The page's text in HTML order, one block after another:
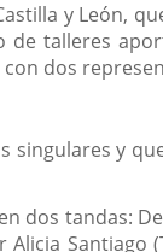
y León,
talleres
dos
singulares y
dos tandas: